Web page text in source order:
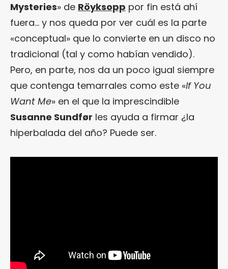
Mysteries» de Röyksopp por fin está ahí
fuera… y nos queda por ver cuál es la parte
«conceptual» que lo convierte en un disco no
tradicional (tal y como habían vendido).
Pero, en parte, nos da un poco igual siempre
que contenga temarrales como este «If You
Want Me» en el que la imprescindible
Susanne Sundfør les ayuda a firmar ¿la
hiperbalada del año? Puede ser.